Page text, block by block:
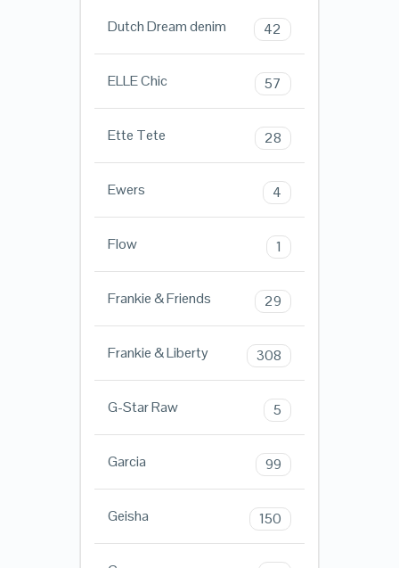
Dutch Dream denim 42
ELLE Chic 57
Ette Tete 28
Ewers 4
Flow 1
Frankie & Friends 29
Frankie & Liberty 308
G-Star Raw 5
Garcia 99
Geisha 150